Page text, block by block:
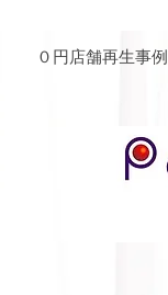
０円店舗再生事例